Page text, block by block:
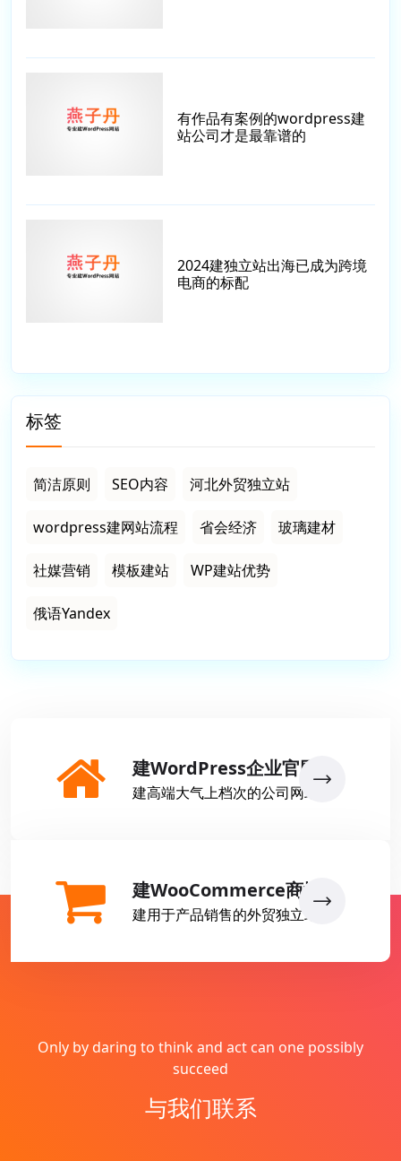
有作品有案例的wordpress建
站公司才是最靠谱的
2024建独立站出海已成为跨境
电商的标配
标签
简洁原则 SEO内容 河北外贸独立站
wordpress建网站流程 省会经济 玻璃建材
社媒营销 模板建站 WP建站优势
俄语Yandex
建WordPress企业官网
建高端大气上档次的公司网站
建WooCommerce商城
建用于产品销售的外贸独立站
Only by daring to think and act can one possibly
succeed
与我们联系